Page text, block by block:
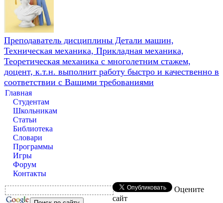
Преподаватель дисциплины Детали машин,
Техническая механика, Прикладная механика,
Теоретическая механика с многолетним стажем,
доцент, к.т.н. выполнит работу быстро и качественно в
соответствии с Вашими требованиями
Главная
Студентам
Школьникам
Статьи
Библиотека
Словари
Программы
Игры
Форум
Контакты
Оцените
сайт